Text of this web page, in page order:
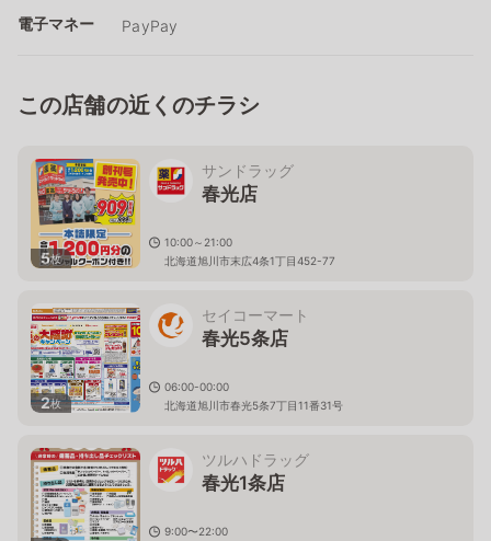
電子マネー PayPay
この店舗の近くのチラシ
5枚
サンドラッグ
春光店
10:00～21:00
北海道旭川市末広4条1丁目452-77
2枚
セイコーマート
春光5条店
06:00-00:00
北海道旭川市春光5条7丁目11番31号
ツルハドラッグ
春光1条店
9:00〜22:00